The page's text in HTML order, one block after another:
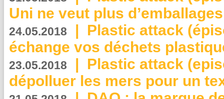
Uni ne veut plus
24.05.2018 | Plastic attack
échange vos déchets
23.05.2018 | Plastic attack
dépolluer les mers pour un